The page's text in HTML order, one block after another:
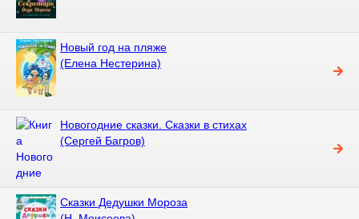
Новый год на пляже
(Елена Нестерина)
Новогодние сказки. Сказки в стихах
(Сергей Багров)
Сказки Дедушки Мороза